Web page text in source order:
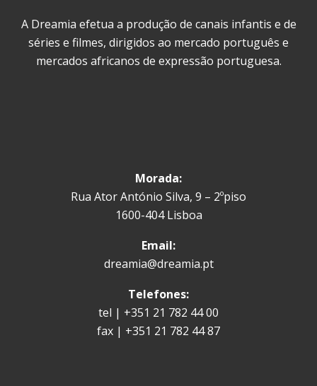
A Dreamia efetua a produção de canais infantis e de
séries e filmes, dirigidos ao mercado português e
mercados africanos de expressão portuguesa.
Morada:
Rua Ator António Silva, 9 – 2ºpiso
1600-404 Lisboa
Email:
dreamia@dreamia.pt
Telefones:
tel | +351 21 782 44 00
fax | +351 21 782 44 87